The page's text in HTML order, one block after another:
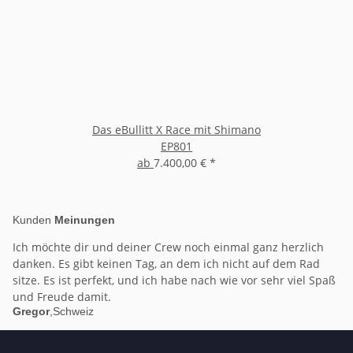
Das eBullitt X Race mit Shimano
EP801
ab 7.400,00 € *
Kunden Meinungen
Ich möchte dir und deiner Crew noch einmal ganz herzlich
danken. Es gibt keinen Tag, an dem ich nicht auf dem Rad
sitze. Es ist perfekt, und ich habe nach wie vor sehr viel Spaß
und Freude damit.
Gregor, Schweiz